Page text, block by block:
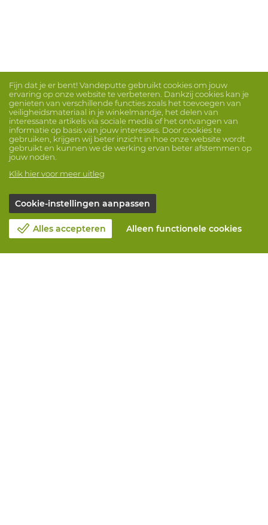
Fijn dat je er bent! Vandeputte gebruikt cookies om jouw
ervaring op onze website te verbeteren. Dankzij cookies kan je
genieten van verschillende functies zoals het toevoegen van
veiligheidsmateriaal in je winkelmandje, het delen van
interessante artikels via sociale media of het ontvangen van
informatie op basis van jouw interesses. Door cookies te
gebruiken, krijgen wij beter inzicht in hoe onze website wordt
gebruikt en kunnen we de werking ervan beter afstemmen op
jouw noden.
Klik hier voor meer uitleg
Cookie-instellingen aanpassen
Alles accepteren Alleen functionele cookies